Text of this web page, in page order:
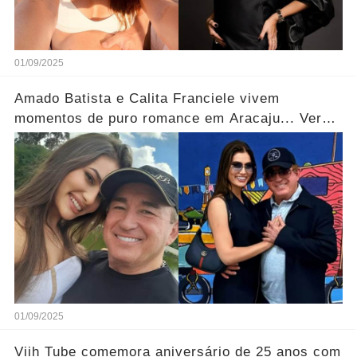
01/09/2025
Amado Batista e Calita Franciele vivem
momentos de puro romance em Aracaju... Ver
mais
01/09/2025
Viih Tube comemora aniversário de 25 anos com